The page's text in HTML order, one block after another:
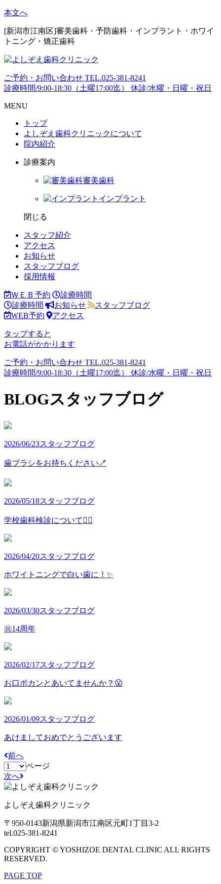
本文へ
[新潟市江南区]審美歯科・予防歯科・インプラント・ホワイ
トニング・矯正歯科
ご予約・お問い合わせ TEL.025-381-8241
診療時間/9:00-18:30（土曜17:00迄）
休診/水曜・日曜・祝日
MENU
トップ
よしぞえ歯科クリニックについて
院内紹介
診療案内
審美歯科
インプラント
閉じる
スタッフ紹介
アクセス
お知らせ
スタッフブログ
採用情報
ＷＥＢ予約
診療時間
診療時間
お知らせ
スタッフブログ
WEB予約
アクセス
タップすると
お電話がかかります
ご予約・お問い合わせ TEL.025-381-8241
診療時間/9:00-18:30（土曜17:00迄）
休診/水曜・日曜・祝日
BLOGスタッフブログ
2026/06/23スタッフブログ
歯ブラシをお持ちください🪥
2026/05/18スタッフブログ
学校歯科検診について👩‍⚕️
2026/04/20スタッフブログ
ホワイトニングで白い歯に！✨
2026/03/30スタッフブログ
㊗️14周年
2026/02/17スタッフブログ
お口ポカンとあいてませんか？😮
2026/01/09スタッフブログ
あけましておめでとうございます
前へ
ページ
次へ
よしぞえ歯科クリニック
〒950-0143新潟県新潟市江南区元町1丁目3-2
tel.025-381-8241
COPYRIGHT © YOSHIZOE DENTAL CLINIC ALL RIGHTS
RESERVED.
PAGE TOP